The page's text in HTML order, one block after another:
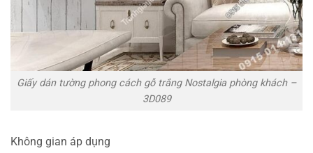
Giấy dán tường phong cách gỗ trắng Nostalgia phòng khách –
3D089
Không gian áp dụng